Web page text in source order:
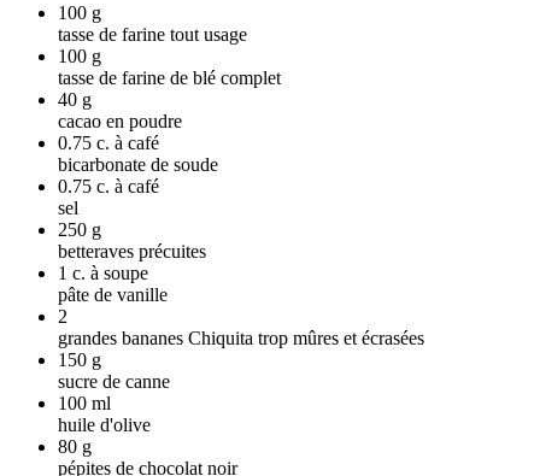
100 g
tasse de farine tout usage
100 g
tasse de farine de blé complet
40 g
cacao en poudre
0.75 c. à café
bicarbonate de soude
0.75 c. à café
sel
250 g
betteraves précuites
1 c. à soupe
pâte de vanille
2
grandes bananes Chiquita trop mûres et écrasées
150 g
sucre de canne
100 ml
huile d'olive
80 g
pépites de chocolat noir